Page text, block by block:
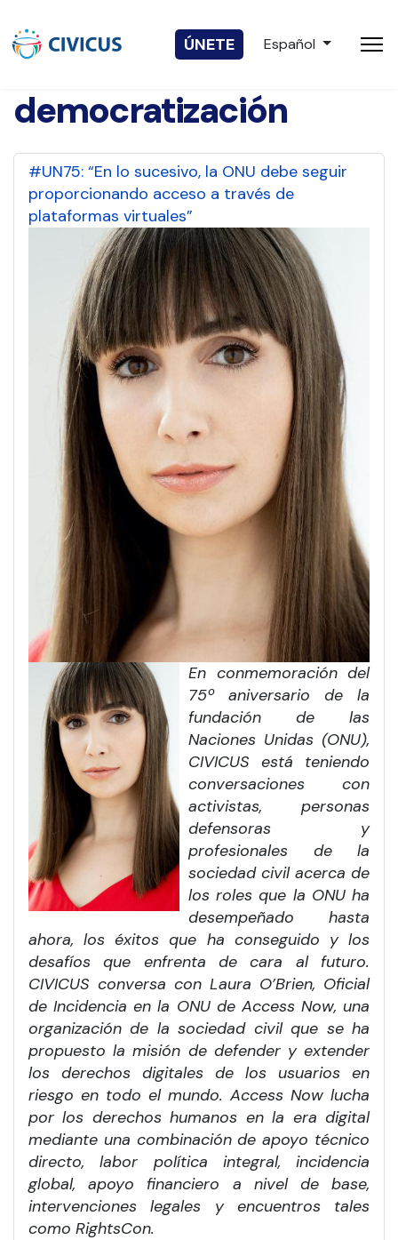
ÚNETE Seleccione su
Español
democratización
#UN75: “En lo sucesivo, la ONU debe seguir
proporcionando acceso a través de
plataformas virtuales”
En conmemoración del
75º aniversario de la
fundación de las
Naciones Unidas (ONU),
CIVICUS está teniendo
conversaciones con
activistas, personas
defensoras y
profesionales de la
sociedad civil acerca de
los roles que la ONU ha
desempeñado hasta
ahora, los éxitos que ha conseguido y los
desafíos que enfrenta de cara al futuro.
CIVICUS conversa con Laura O’Brien, Oficial
de Incidencia en la ONU de Access Now, una
organización de la sociedad civil que se ha
propuesto la misión de defender y extender
los derechos digitales de los usuarios en
riesgo en todo el mundo. Access Now lucha
por los derechos humanos en la era digital
mediante una combinación de apoyo técnico
directo, labor política integral, incidencia
global, apoyo financiero a nivel de base,
intervenciones legales y encuentros tales
como RightsCon.